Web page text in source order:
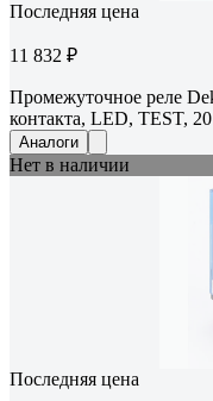
Последняя цена
11 832 ₽
Промежуточное реле
контакта, LED, TEST,
Аналоги
Нет в наличии
Последняя цена